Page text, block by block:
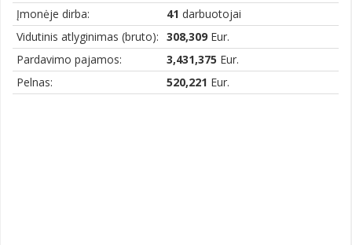
Įmonėje dirba:
41 darbuotojai
Vidutinis atlyginimas (bruto): 308,309 Eur.
Pardavimo pajamos:
3,431,375 Eur.
Pelnas:
520,221 Eur.